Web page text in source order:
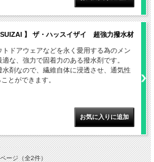
】 ザ・ハッスイザイ 超強力撥水材
トドアウェアなどを永く愛用する為のメン
な、強力で固着力のある撥水剤です。
水剤なので、繊維自体に浸透させ、通気性
とができます。
ージ（全2件）